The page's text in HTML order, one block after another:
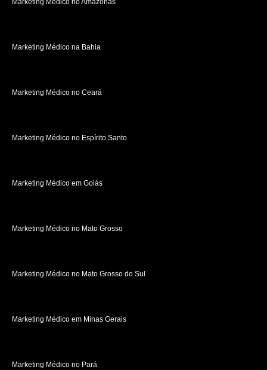
Marketing Médico no Amazonas
Marketing Médico na Bahia
Marketing Médico no Ceará
Marketing Médico no Espírito Santo
Marketing Médico em Goiás
Marketing Médico no Mato Grosso
Marketing Médico no Mato Grosso do Sul
Marketing Médico em Minas Gerais
Marketing Médico no Pará